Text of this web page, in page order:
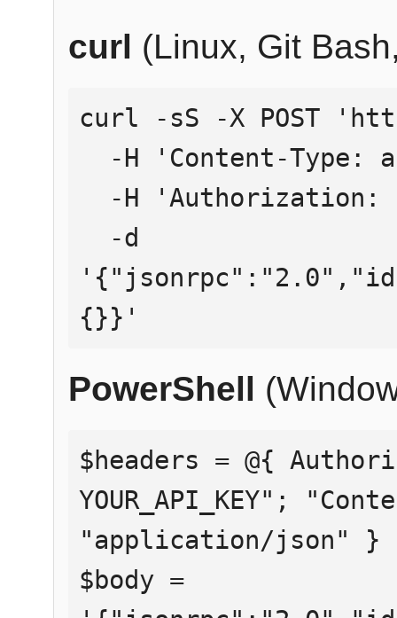
curl (Linux, Git
curl -sS -X POST
{}}'
PowerShell
$headers = @{
YOUR_API_KEY";
"application/json" }
$body =